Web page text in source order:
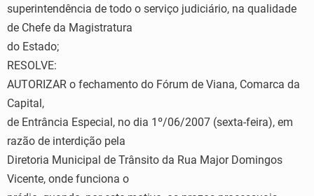
superintendência de todo o serviço judiciário, na qualidade
de Chefe da Magistratura
do Estado;
RESOLVE:
AUTORIZAR o fechamento do Fórum de Viana, Comarca da
Capital,
de Entrância Especial, no dia 1º/06/2007 (sexta-feira), em
razão de interdição pela
Diretoria Municipal de Trânsito da Rua Major Domingos
Vicente, onde funciona o